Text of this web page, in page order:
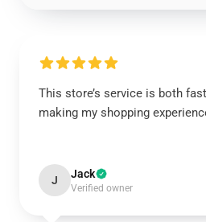
This store’s service is both
making my shopping
J Jack
Verified owner